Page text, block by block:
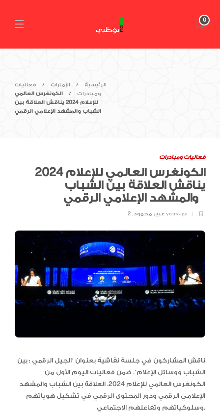
0
الرئيسية الإمارات
فعاليات
ومبادرات
الكونغرس العالمي
للإعلام 2024 يناقش العلاقة بين
الشباب والمشهد الإعلامي الرقمي
فعاليات ومبادرات
الكونغرس العالمي للإعلام 2024
يناقش العلاقة بين الشباب
والمشهد الإعلامي الرقمي
عبير محمود, 2 years ago
ناقش المشاركون في جلسة نقاشية بعنوان “الجيل الرقمي : بين
الشباب ووسائل الإعلام”، ضمن فعاليات اليوم الأول من
الكونغرس العالمي للإعلام 2024، العلاقة بين الشباب والمشهد
الإعلامي الرقمي ودور المحتوى الرقمي في تشكيل هوياتهم
وسلوكياتهم وتفاعلهم الاجتماعي.